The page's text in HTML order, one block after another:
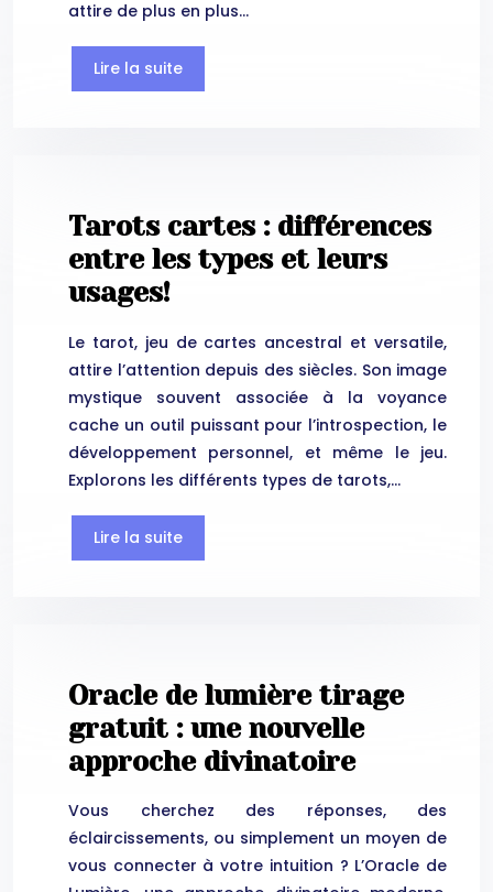
attire de plus en plus…
Lire la suite
Tarots cartes : différences
entre les types et leurs
usages!
Le tarot, jeu de cartes ancestral et versatile,
attire l’attention depuis des siècles. Son image
mystique souvent associée à la voyance
cache un outil puissant pour l’introspection, le
développement personnel, et même le jeu.
Explorons les différents types de tarots,…
Lire la suite
Oracle de lumière tirage
gratuit : une nouvelle
approche divinatoire
Vous cherchez des réponses, des
éclaircissements, ou simplement un moyen de
vous connecter à votre intuition ? L’Oracle de